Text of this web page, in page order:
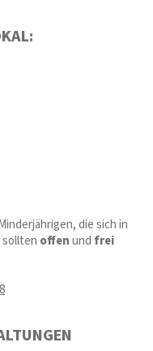
die sich in
sollten offenund frei